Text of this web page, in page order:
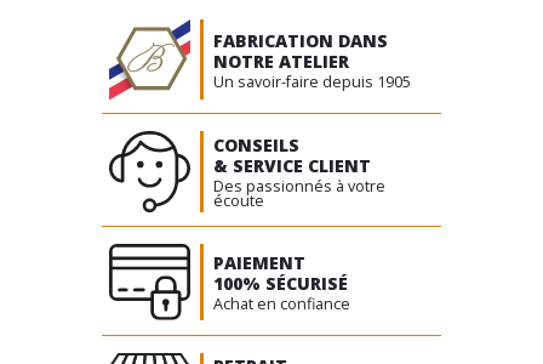
FABRICATION DANS
NOTRE ATELIER
Un savoir-faire depuis 1905
CONSEILS
& SERVICE CLIENT
Des passionnés à votre
écoute
PAIEMENT
100% SÉCURISÉ
Achat en confiance